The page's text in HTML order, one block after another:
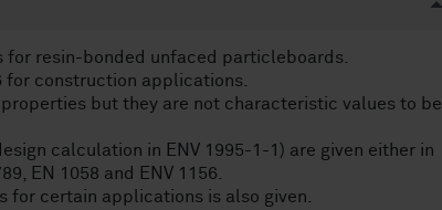
for resin-bonded unfaced particleboards.
for construction applications.
but they are not characteristic values to be
calculation in ENV 1995-1-1) are given either in
EN 1058 and ENV 1156.
certain applications is also given.